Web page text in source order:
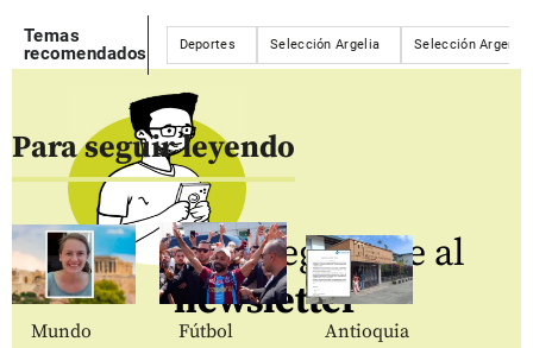
Temas
recomendados
Deportes Selección Argelia Selección
Para seguir leyendo
Mundo Fútbol Antioquia
Regístrate al
newsletter